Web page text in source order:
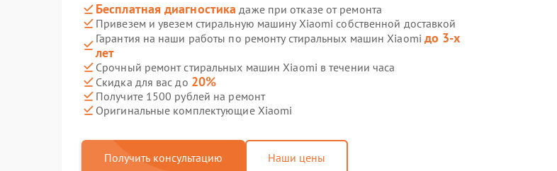
Бесплатная диагностика даже при отказе от ремонта
Привезем и увезем стиральную машину Xiaomi собственной доставкой
Гарантия на наши работы по ремонту стиральных машин Xiaomi до 3-х
лет
Срочный ремонт стиральных машин Xiaomi в течении часа
Скидка для вас до 20%
Получите 1500 рублей на ремонт
Оригинальные комплектующие Xiaomi
Получить консультацию Наши цены